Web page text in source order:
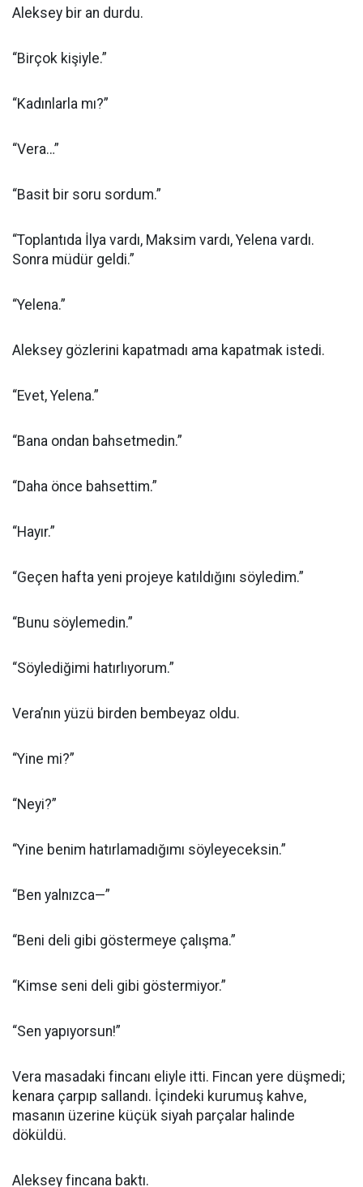
Aleksey bir an durdu.
“Birçok kişiyle.”
“Kadınlarla mı?”
“Vera…”
“Basit bir soru sordum.”
“Toplantıda İlya vardı, Maksim vardı, Yelena vardı.
Sonra müdür geldi.”
“Yelena.”
Aleksey gözlerini kapatmadı ama kapatmak istedi.
“Evet, Yelena.”
“Bana ondan bahsetmedin.”
“Daha önce bahsettim.”
“Hayır.”
“Geçen hafta yeni projeye katıldığını söyledim.”
“Bunu söylemedin.”
“Söylediğimi hatırlıyorum.”
Vera’nın yüzü birden bembeyaz oldu.
“Yine mi?”
“Neyi?”
“Yine benim hatırlamadığımı söyleyeceksin.”
“Ben yalnızca—”
“Beni deli gibi göstermeye çalışma.”
“Kimse seni deli gibi göstermiyor.”
“Sen yapıyorsun!”
Vera masadaki fincanı eliyle itti. Fincan yere düşmedi;
kenara çarpıp sallandı. İçindeki kurumuş kahve,
masanın üzerine küçük siyah parçalar halinde
döküldü.
Aleksey fincana baktı.